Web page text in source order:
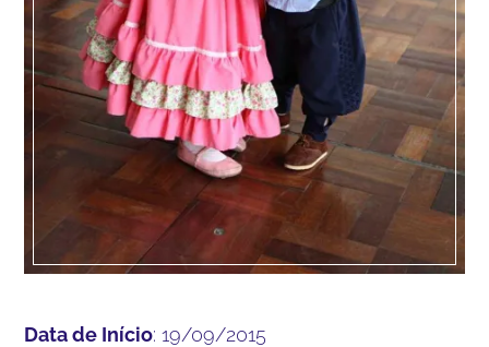
Data de Início: 19/09/2015